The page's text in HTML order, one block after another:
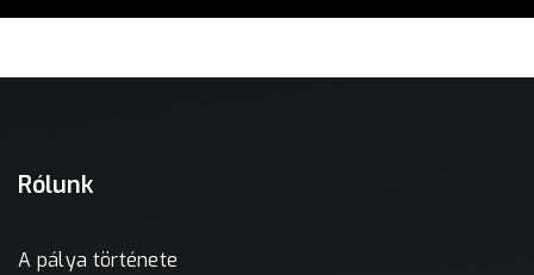
Rólunk
A pálya története